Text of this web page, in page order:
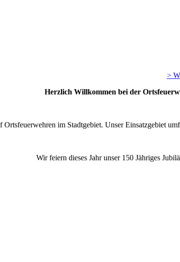
>
Herzlich Willkommen bei der
im Stadtgebiet. Unser Einsatzgebiet
Wir feiern dieses Jahr unser 150 Jähriges